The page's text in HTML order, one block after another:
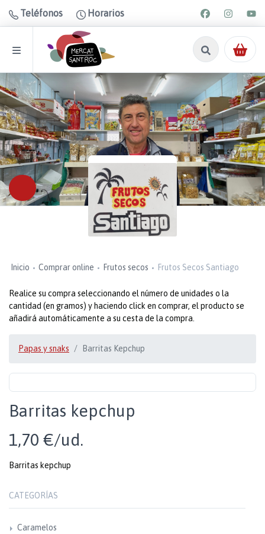
Teléfonos Horarios
Inicio Comprar online Frutos secos Frutos Secos Santiago
Realice su compra seleccionando el número de unidades o la
cantidad (en gramos) y haciendo click en comprar, el producto se
añadirá automáticamente a su cesta de la compra.
Papas y snaks Barritas Kepchup
Barritas kepchup
1,70 €/ud.
Barritas kepchup
CATEGORÍAS
Caramelos